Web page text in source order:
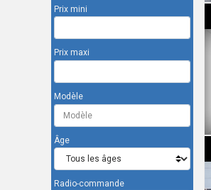
Prix mini
Prix maxi
Modèle
Âge
Radio-commande